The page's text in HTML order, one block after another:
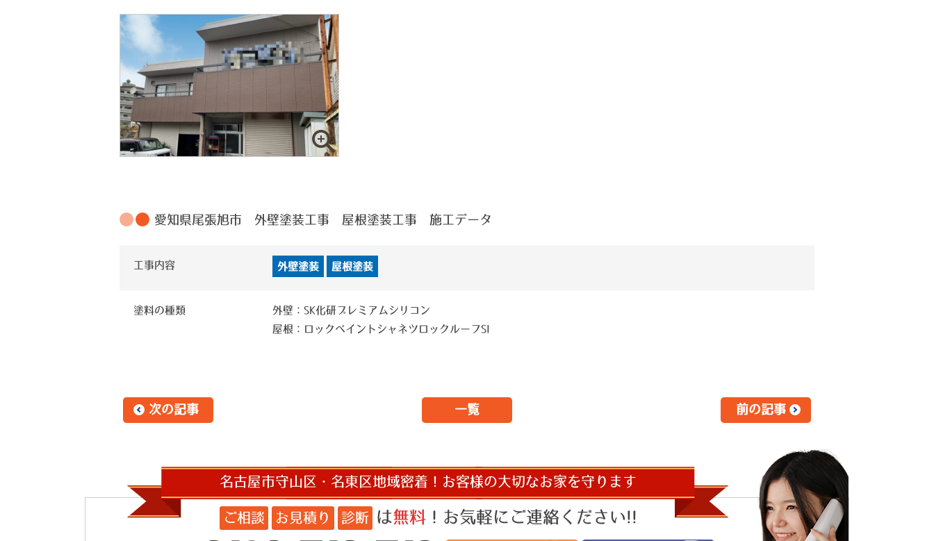
愛知県尾張旭市 外壁塗装工事 屋根塗装工事 施工データ
工事内容 外壁塗装 屋根塗装
塗料の種類
外壁：SK化研プレミアムシリコン
屋根：ロックペイントシャネツロックルーフSI
次の記事 一覧 前の記事
名古屋市守山区・名東区地域密着！お客様の大切なお家を守ります
ご相談 お見積り 診断 は無料！お気軽にご連絡ください!!